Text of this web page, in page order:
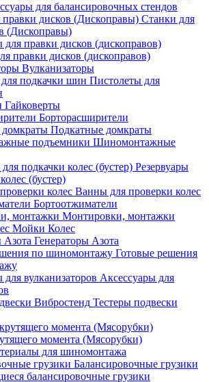
для балансировочных стендов
Станки для
(Дископравы)
правки дисков (дископравов)
Вулканизаторы
Пистолеты для
Гайковерты
Борторасширители
Подкатные домкраты
Шиномонтажные
Резервуары
(бустер)
Ванны для проверки колес
Бортоотжиматели
Монтировки, монтажки
Мойки Колес
Генераторы Азота
Готовые решения
Аксессуары для
Тестеры подвески
момента (Мясорубки)
для шиномонтажа
Балансировочные грузики